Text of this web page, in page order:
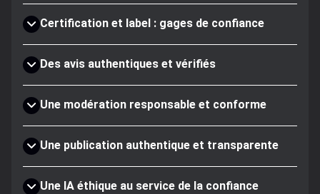
Certification et label : gages de confiance
Des avis authentiques et vérifiés
Une modération responsable et conforme
Une publication authentique et transparente
Une IA éthique au service de la confiance